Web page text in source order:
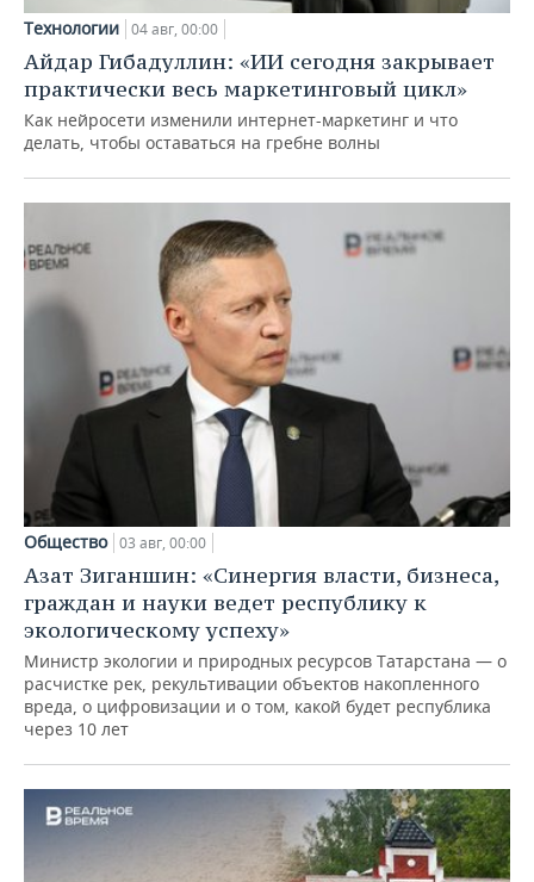
Технологии 04 авг, 00:00
Айдар Гибадуллин: «ИИ сегодня закрывает
практически весь маркетинговый цикл»
Как нейросети изменили интернет-маркетинг и что
делать, чтобы оставаться на гребне волны
Общество 03 авг, 00:00
Азат Зиганшин: «Синергия власти, бизнеса,
граждан и науки ведет республику к
экологическому успеху»
Министр экологии и природных ресурсов Татарстана — о
расчистке рек, рекультивации объектов накопленного
вреда, о цифровизации и о том, какой будет республика
через 10 лет